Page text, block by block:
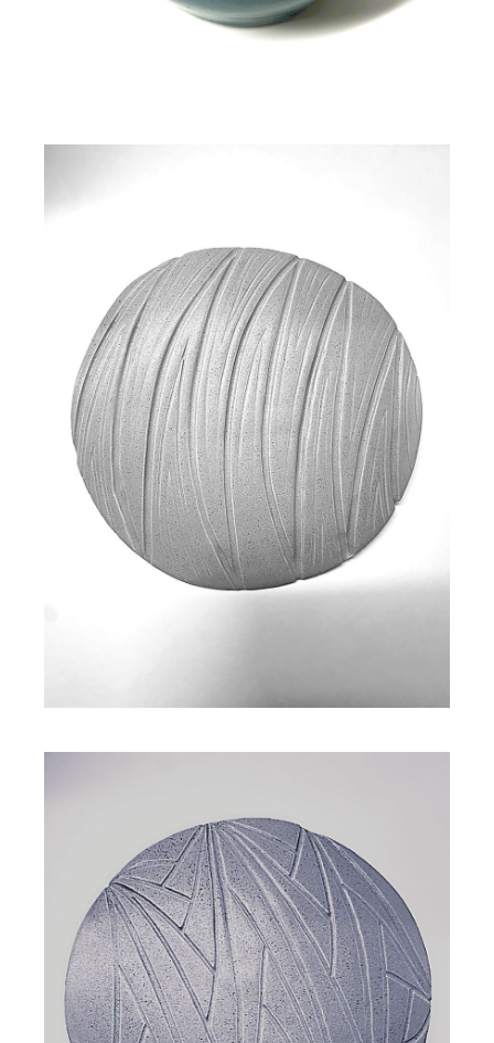
Plaque gravée NZINGA
90,00€
Plaque céramique MAYA
70,00€